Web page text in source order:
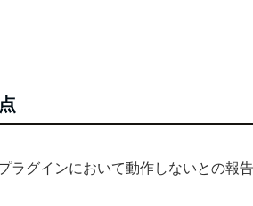
ラグインにおいて動作しないとの報